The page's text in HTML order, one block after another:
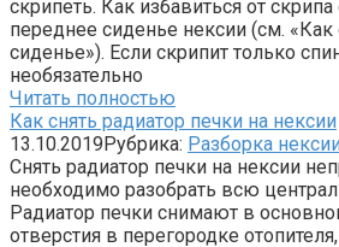
скрипеть. Как избавиться от
переднее сиденье нексии (см. «Как
сиденье»). Если скрипит только
необязательно
Читать полностью
Как снять радиатор печки на нексии
13.10.2019Рубрика: Разборка
Снять радиатор печки на нексии
необходимо разобрать всю
Радиатор печки снимают в
отверстия в перегородке